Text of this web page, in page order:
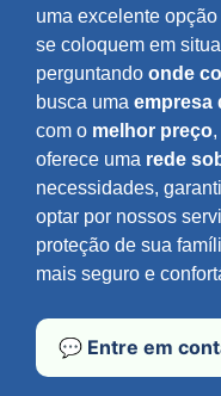
uma excelente
se coloquem em
perguntando onde
busca uma empresa
com o melhor preço
oferece uma rede
necessidades,
optar por nossos
proteção de sua
mais seguro e
💬 Entre em